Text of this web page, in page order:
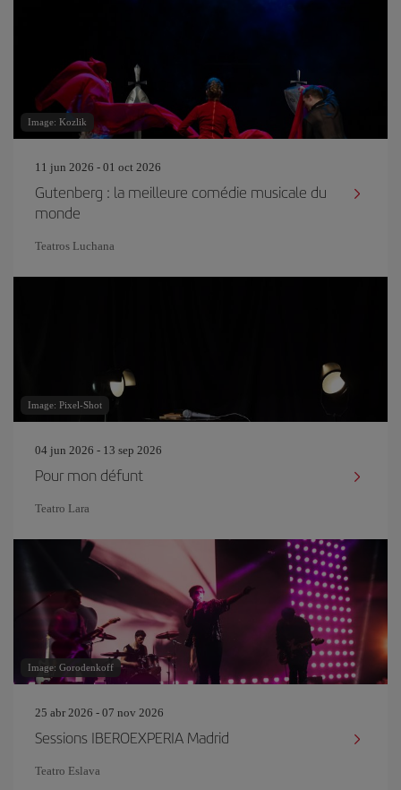
Image: Kozlik
11 jun 2026 - 01 oct 2026
Gutenberg : la meilleure comédie musicale du
monde
Teatros Luchana
Image: Pixel-Shot
04 jun 2026 - 13 sep 2026
Pour mon défunt
Teatro Lara
Image: Gorodenkoff
25 abr 2026 - 07 nov 2026
Sessions IBEROEXPERIA Madrid
Teatro Eslava